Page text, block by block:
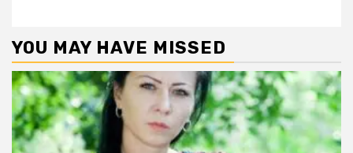
YOU MAY HAVE MISSED